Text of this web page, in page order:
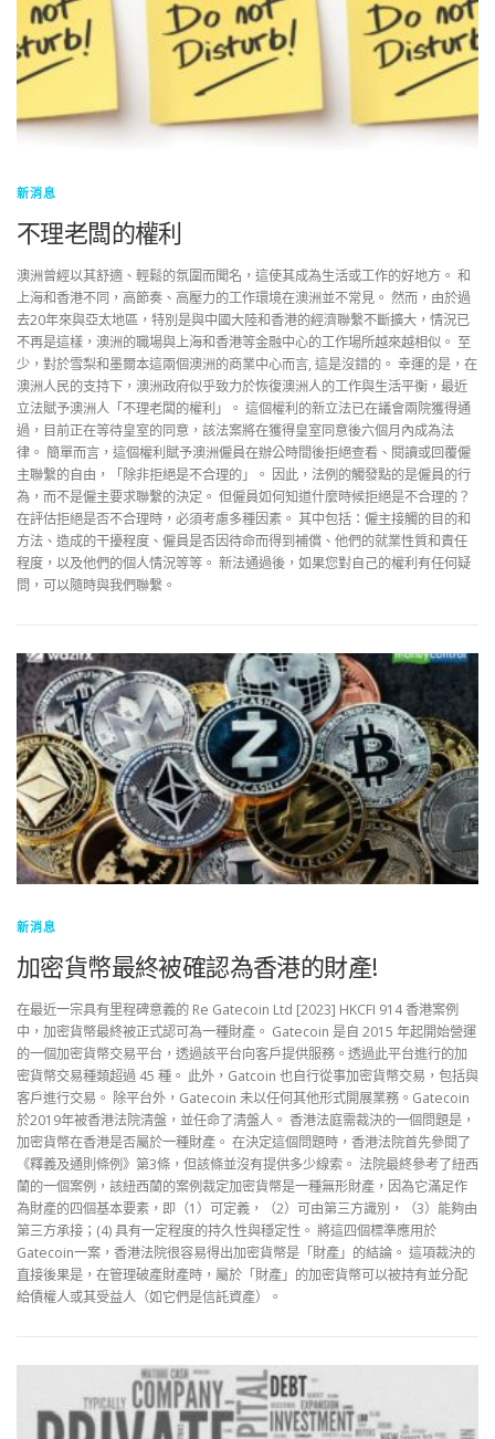
新消息
不理老闆的權利
澳洲曾經以其舒適、輕鬆的氛圍而聞名，這使其成為生活或工作的好地方。 和
上海和香港不同，高節奏、高壓力的工作環境在澳洲並不常見。 然而，由於過
去20年來與亞太地區，特別是與中國大陸和香港的經濟聯繫不斷擴大，情況已
不再是這樣，澳洲的職場與上海和香港等金融中心的工作場所越來越相似。 至
少，對於雪梨和墨爾本這兩個澳洲的商業中心而言, 這是沒錯的。 幸運的是，在
澳洲人民的支持下，澳洲政府似乎致力於恢復澳洲人的工作與生活平衡，最近
立法賦予澳洲人「不理老闆的權利」。 這個權利的新立法已在議會兩院獲得通
過，目前正在等待皇室的同意，該法案將在獲得皇室同意後六個月內成為法
律。 簡單而言，這個權利賦予澳洲僱員在辦公時間後拒絕查看、閱讀或回覆僱
主聯繫的自由，「除非拒絕是不合理的」。 因此，法例的觸發點的是僱員的行
為，而不是僱主要求聯繫的決定。 但僱員如何知道什麼時候拒絕是不合理的？
在評估拒絕是否不合理時，必須考慮多種因素。 其中包括：僱主接觸的目的和
方法、造成的干擾程度、僱員是否因待命而得到補償、他們的就業性質和責任
程度，以及他們的個人情況等等。 新法通過後，如果您對自己的權利有任何疑
問，可以隨時與我們聯繫。
新消息
加密貨幣最終被確認為香港的財產!
在最近一宗具有里程碑意義的 Re Gatecoin Ltd [2023] HKCFI 914 香港案例
中，加密貨幣最終被正式認可為一種財產。 Gatecoin 是自 2015 年起開始營運
的一個加密貨幣交易平台，透過該平台向客戶提供服務。透過此平台進行的加
密貨幣交易種類超過 45 種。 此外，Gatcoin 也自行從事加密貨幣交易，包括與
客戶進行交易。 除平台外，Gatecoin 未以任何其他形式開展業務。Gatecoin
於2019年被香港法院清盤，並任命了清盤人。 香港法庭需裁決的一個問題是，
加密貨幣在香港是否屬於一種財產。 在決定這個問題時，香港法院首先參閱了
《釋義及通則條例》第3條，但該條並沒有提供多少線索。 法院最終參考了紐西
蘭的一個案例，該紐西蘭的案例裁定加密貨幣是一種無形財產，因為它滿足作
為財產的四個基本要素，即（1）可定義，（2）可由第三方識別，（3）能夠由
第三方承接；(4) 具有一定程度的持久性與穩定性。 將這四個標準應用於
Gatecoin一案，香港法院很容易得出加密貨幣是「財產」的結論。 這項裁決的
直接後果是，在管理破產財產時，屬於「財產」的加密貨幣可以被持有並分配
給債權人或其受益人（如它們是信託資產）。